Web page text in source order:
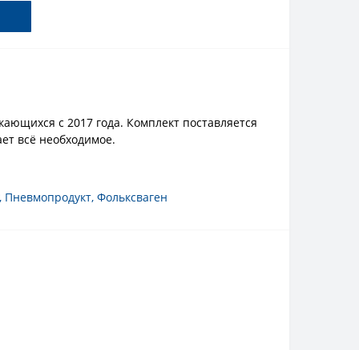
с 2017 года. Комплект поставляется
всё необходимое.
, Пневмопродукт, Фольксваген